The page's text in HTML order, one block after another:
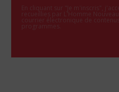
En cliquant sur "Je m'inscris",
recueillies par L'Homme
courrier électronique de
programmes.